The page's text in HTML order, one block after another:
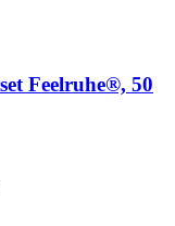
Feelruhe®, 50